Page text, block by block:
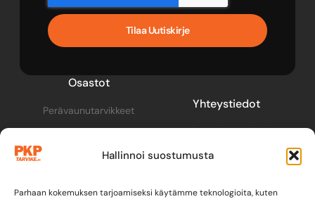
Hallinnoi suostumusta
Parhaan kokemuksen tarjoamiseksi käytämme teknologioita, kuten
Tilaa Uutiskirje
Osastot
Perävaunutarvikkeet
Pesuaineet
Yhteystiedot
pkp@pkptarvike.fi
040 093 2400